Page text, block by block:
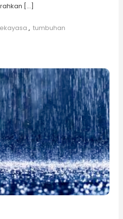
[…]
, tumbuhan